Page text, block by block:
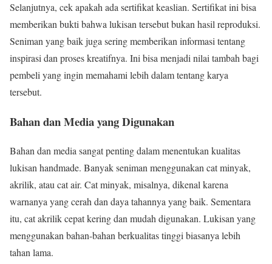
Selanjutnya, cek apakah ada sertifikat keaslian. Sertifikat ini bisa
memberikan bukti bahwa lukisan tersebut bukan hasil reproduksi.
Seniman yang baik juga sering memberikan informasi tentang
inspirasi dan proses kreatifnya. Ini bisa menjadi nilai tambah bagi
pembeli yang ingin memahami lebih dalam tentang karya
tersebut.
Bahan dan Media yang Digunakan
Bahan dan media sangat penting dalam menentukan kualitas
lukisan handmade. Banyak seniman menggunakan cat minyak,
akrilik, atau cat air. Cat minyak, misalnya, dikenal karena
warnanya yang cerah dan daya tahannya yang baik. Sementara
itu, cat akrilik cepat kering dan mudah digunakan. Lukisan yang
menggunakan bahan-bahan berkualitas tinggi biasanya lebih
tahan lama.